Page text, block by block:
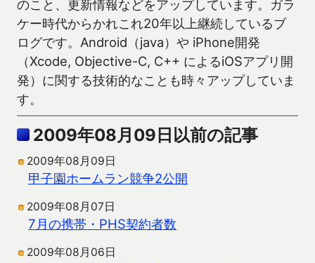
のこと、更新情報などをアップしています。ガラ
ケー時代からかれこれ20年以上継続しているブ
ログです。Android（java）や iPhone開発
（Xcode, Objective-C, C++ によるiOSアプリ開
発）に関する技術的なことも時々アップしていま
す。
2009年08月09日以前の記事
2009年08月09日
甲子園ホームラン競争2公開
2009年08月07日
7月の携帯・PHS契約者数
2009年08月06日